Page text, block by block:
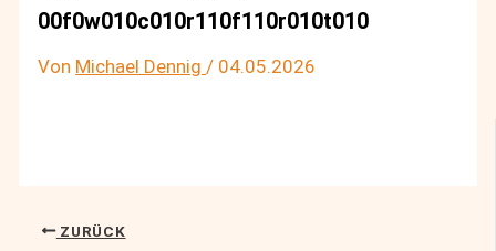
00f0w010c010r110f110r010t010
Von Michael Dennig/ 04.05.2026
ZURÜCK